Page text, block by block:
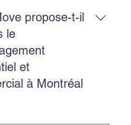
ponctuelle,
des prix raisonnables.
propose-t-il
le
et
à Montréal